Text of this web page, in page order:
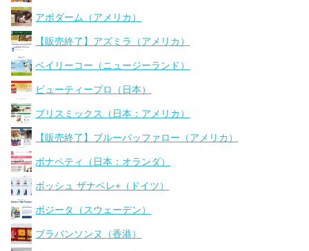
アボダーム（アメリカ）
【販売終了】アズミラ（アメリカ）
ベイリーコー（ニュージーランド）
ビューティープロ（日本）
ブリスミックス（日本：アメリカ）
【販売終了】ブルーバッファロー（アメリカ）
ボナペティ（日本：オランダ）
ボッシュ ザナベレ+（ドイツ）
ボジータ（スウェーデン）
ブラバンソンヌ（香港）